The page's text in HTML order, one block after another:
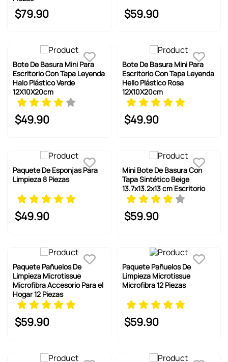
$79.90 $59.90
Bote De Basura Mini Para
Escritorio Con Tapa Leyenda
Halo Plástico Verde
12X10X20cm
$49.90
Bote De Basura Mini Para
Escritorio Con Tapa Leyenda
Hello Plástico Rosa
12X10X20cm
$49.90
Paquete De Esponjas Para
Limpieza 8 Piezas
$49.90
Mini Bote De Basura Con
Tapa Sintético Beige
13.7x13.2x13 cm Escritorio
$59.90
Paquete Pañuelos De
Limpieza Microtissue
Microfibra Accesorio Para el
Hogar 12 Piezas
$59.90
Paquete Pañuelos De
Limpieza Microtissue
Microfibra 12 Piezas
$59.90